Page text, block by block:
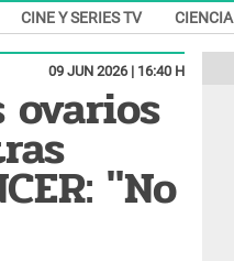
CINE Y SERIES TV CIENCIA
09 JUN 2026 | 16:40 H
ovarios
"No